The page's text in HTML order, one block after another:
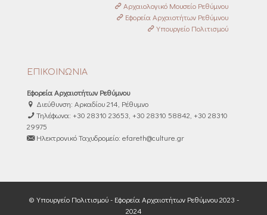
Αρχαιολογικό Μουσείο Ρεθύμνου
Εφορεία Αρχαιοτήτων Ρεθύμνου
Υπουργείο Πολιτισμού
ΕΠΙΚΟΙΝΩΝΙΑ
Εφορεία Αρχαιοτήτων Ρεθύμνου
Διεύθυνση: Αρκαδίου 214, Ρέθυμνο
Τηλέφωνα: +30 28310 23653, +30 28310 58842, +30 28310
29975
Ηλεκτρονικό Ταχυδρομείο: efareth@culture.gr
© Υπουργείο Πολιτισμού - Εφορεία Αρχαιοτήτων Ρεθύμνου 2023 -
2024